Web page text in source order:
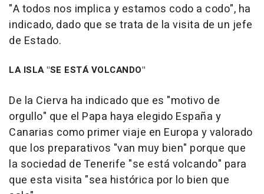
"A todos nos implica y estamos codo a codo", ha
indicado, dado que se trata de la visita de un jefe
de Estado.
LA ISLA "SE ESTÁ VOLCANDO"
De la Cierva ha indicado que es "motivo de
orgullo" que el Papa haya elegido España y
Canarias como primer viaje en Europa y valorado
que los preparativos "van muy bien" porque que
la sociedad de Tenerife "se está volcando" para
que esta visita "sea histórica por lo bien que